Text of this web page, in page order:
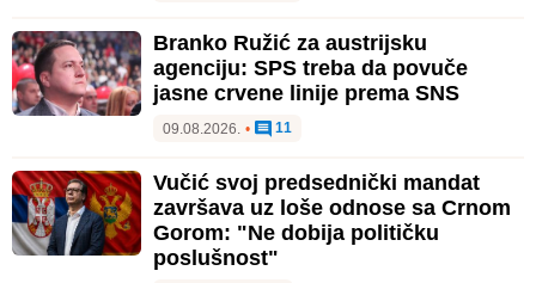
Branko Ružić za austrijsku
agenciju: SPS treba da povuče
jasne crvene linije prema SNS
09.08.2026. • 11
Vučić svoj predsednički mandat
završava uz loše odnose sa Crnom
Gorom: "Ne dobija političku
poslušnost"